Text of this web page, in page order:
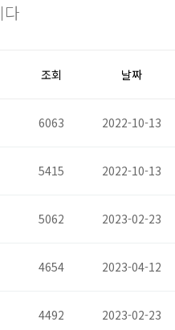
다
조회 날짜
6063 2022-10-13
5415 2022-10-13
5062 2023-02-23
4654 2023-04-12
4492 2023-02-23